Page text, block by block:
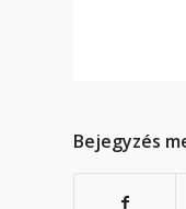
Bejegyzés